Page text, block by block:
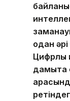
одан
дамыта